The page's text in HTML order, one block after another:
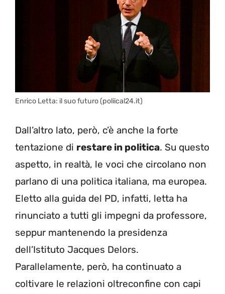
Enrico Letta: il suo futuro (poliical24.it)
Dall’altro lato, però, c’è anche la forte
tentazione di restare in politica. Su questo
aspetto, in realtà, le voci che circolano non
parlano di una politica italiana, ma europea.
Eletto alla guida del PD, infatti, letta ha
rinunciato a tutti gli impegni da professore,
seppur mantenendo la presidenza
dell’Istituto Jacques Delors.
Parallelamente, però, ha continuato a
coltivare le relazioni oltreconfine con capi